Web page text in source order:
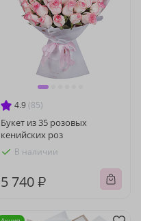
4.9 (85)
Букет из 35 розовых
кенийских роз
В наличии
5 740 ₽